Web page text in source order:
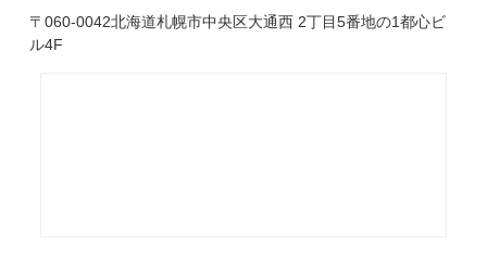
〒060-0042北海道札幌市中央区大通西 2丁目5番地の1都心ビ
ル4F